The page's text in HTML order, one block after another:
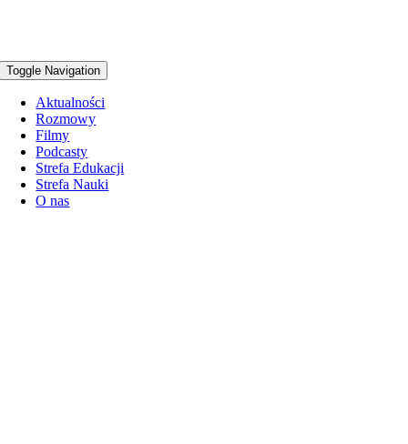
Toggle Navigation
Aktualności
Rozmowy
Filmy
Podcasty
Strefa Edukacji
Strefa Nauki
O nas